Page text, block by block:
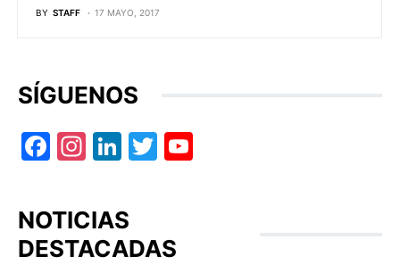
BY STAFF 17 MAYO, 2017
SÍGUENOS
Facebook
Instagram
LinkedIn
Twitter
NOTICIAS
DESTACADAS